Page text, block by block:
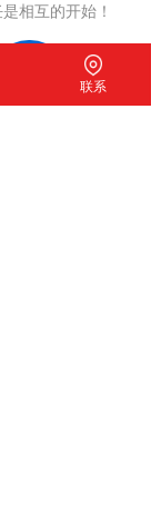
相互的开始！
联系